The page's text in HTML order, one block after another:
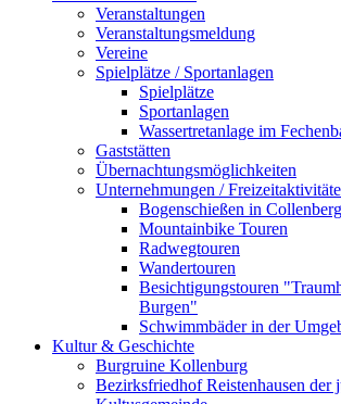
Veranstaltungen
Veranstaltungsmeldung
Vereine
Spielplätze / Sportanlagen
Spielplätze
Sportanlagen
Wassertretanlage im
Gaststätten
Übernachtungsmöglichkeiten
Unternehmungen /
Bogenschießen in
Mountainbike Touren
Radwegtouren
Wandertouren
Besichtigungstouren
Burgen"
Schwimmbäder in der
Kultur & Geschichte
Burgruine Kollenburg
Bezirksfriedhof Reistenhausen der